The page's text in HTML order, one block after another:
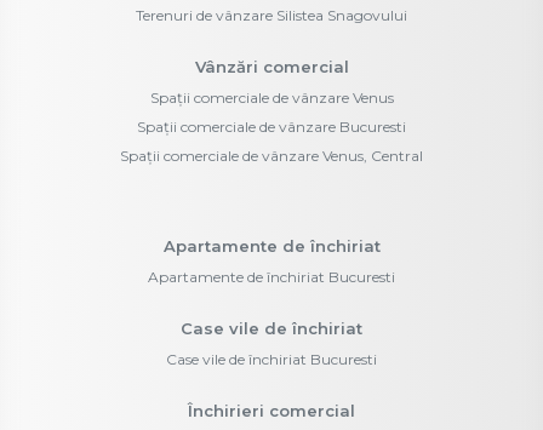
Terenuri de vânzare Silistea Snagovului
Vânzări comercial
Spații comerciale de vânzare Venus
Spații comerciale de vânzare Bucuresti
Spații comerciale de vânzare Venus, Central
Apartamente de închiriat
Apartamente de închiriat Bucuresti
Case vile de închiriat
Case vile de închiriat Bucuresti
Închirieri comercial